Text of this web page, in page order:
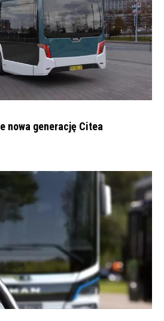
nowa generację Citea